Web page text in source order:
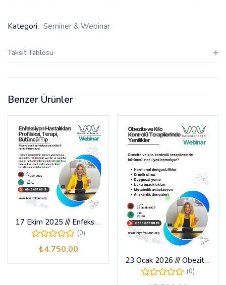
Kategori: Seminer & Webinar
Taksit Tablosu
Benzer Ürünler
17 Ekim 2025 /// Enfeksiyon Hastalıkları , Profilaksi, Terapi & Bütüncül Tıp Webinarı
(0)
₺4.750,00
23 Ocak 2026 /// Obezite Ve Kilo Kontrolü Terapilerinde Yenilikler Webinarı
(0)